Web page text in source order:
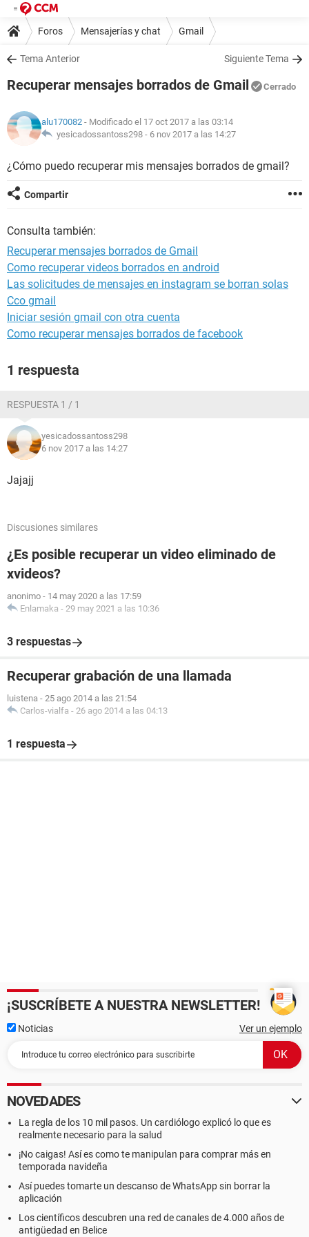
Foros Mensajerías y chat Gmail
Tema Anterior Siguiente Tema
Recuperar mensajes borrados de Gmail Cerrado
alu170082 - Modificado el 17 oct 2017 a las 03:14
yesicadossantoss298 - 6 nov 2017 a las 14:27
¿Cómo puedo recuperar mis mensajes borrados de gmail?
Compartir
Consulta también:
Recuperar mensajes borrados de Gmail
Como recuperar videos borrados en android
Las solicitudes de mensajes en instagram se borran solas
Cco gmail
Iniciar sesión gmail con otra cuenta
Como recuperar mensajes borrados de facebook
1 respuesta
RESPUESTA 1 / 1
yesicadossantoss298
6 nov 2017 a las 14:27
Jajajj
Discusiones similares
¿Es posible recuperar un video eliminado de
xvideos?
anonimo - 14 may 2020 a las 17:59
Enlamaka - 29 may 2021 a las 10:36
3 respuestas
Recuperar grabación de una llamada
luistena - 25 ago 2014 a las 21:54
Carlos-vialfa - 26 ago 2014 a las 04:13
1 respuesta
¡SUSCRÍBETE A NUESTRA NEWSLETTER!
Noticias Ver un ejemplo
NOVEDADES
La regla de los 10 mil pasos. Un cardiólogo explicó lo que es
realmente necesario para la salud
¡No caigas! Así es como te manipulan para comprar más en
temporada navideña
Así puedes tomarte un descanso de WhatsApp sin borrar la
aplicación
Los científicos descubren una red de canales de 4.000 años de
antigüedad en Belice